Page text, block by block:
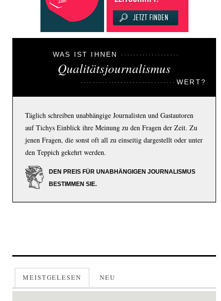
WAS IST IHNEN
Qualitätsjournalismus
WERT?
Täglich schreiben unabhängige Journalisten und Gastautoren
auf Tichys Einblick ihre Meinung zu den Fragen der Zeit. Zu
jenen Fragen, die sonst oft all zu einseitig dargestellt oder unter
den Teppich gekehrt werden.
DEN PREIS FÜR UNABHÄNGIGEN JOURNALISMUS
BESTIMMEN SIE.
MEISTGELESEN NEU